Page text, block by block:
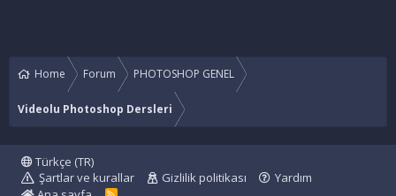
Home Forum PHOTOSHOP GENEL
Videolu Photoshop Dersleri
Türkçe (TR)
Şartlar ve kurallar
Gizlilik politikası
Yardım
R